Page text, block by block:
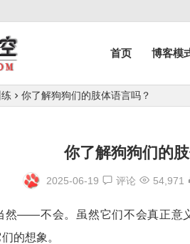
首页 博客模
你了解狗狗们的肢体语言吗？
你了解狗狗们的
2025-06-19 评论 54,971
然——不会。虽然它们不会真正意
的想象。